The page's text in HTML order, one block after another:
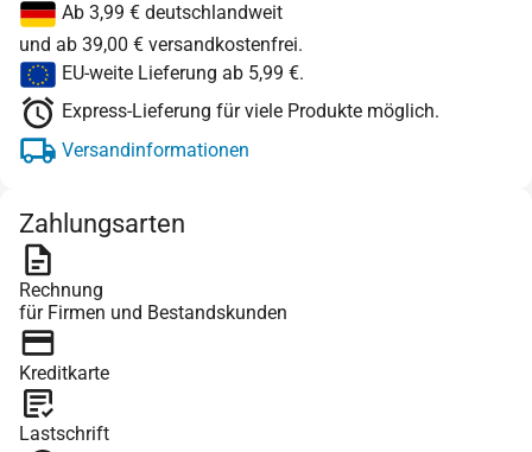
Ab 3,99 € deutschlandweit
und ab 39,00 € versandkostenfrei.
EU-weite Lieferung ab 5,99 €.
Express-Lieferung für viele Produkte möglich.
Versandinformationen
Zahlungsarten
Rechnung
für Firmen und Bestandskunden
Kreditkarte
Lastschrift